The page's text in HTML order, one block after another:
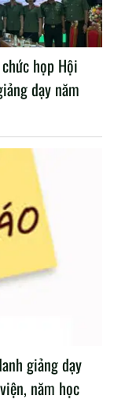
họp Hội
dạy năm
giảng dạy
năm học